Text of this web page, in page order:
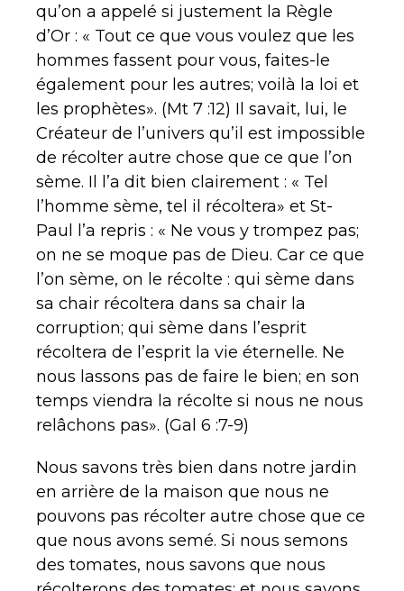
qu’on a appelé si justement la Règle
d’Or : « Tout ce que vous voulez que les
hommes fassent pour vous, faites-le
également pour les autres; voilà la loi et
les prophètes». (Mt 7 :12) Il savait, lui, le
Créateur de l’univers qu’il est impossible
de récolter autre chose que ce que l’on
sème. Il l’a dit bien clairement : « Tel
l’homme sème, tel il récoltera» et St-
Paul l’a repris : « Ne vous y trompez pas;
on ne se moque pas de Dieu. Car ce que
l’on sème, on le récolte : qui sème dans
sa chair récoltera dans sa chair la
corruption; qui sème dans l’esprit
récoltera de l’esprit la vie éternelle. Ne
nous lassons pas de faire le bien; en son
temps viendra la récolte si nous ne nous
relâchons pas». (Gal 6 :7-9)
Nous savons très bien dans notre jardin
en arrière de la maison que nous ne
pouvons pas récolter autre chose que ce
que nous avons semé. Si nous semons
des tomates, nous savons que nous